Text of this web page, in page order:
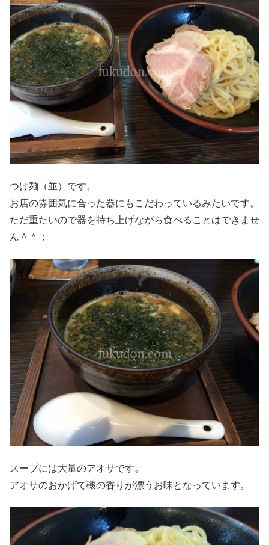
つけ麺（並）です。
お店の雰囲気に合った器にもこだわっているみたいです。
ただ重たいので器を持ち上げながら食べることはできませ
ん＾＾；
スープには大量のアオサです。
アオサのおかげで磯の香りが漂うお味となっています。